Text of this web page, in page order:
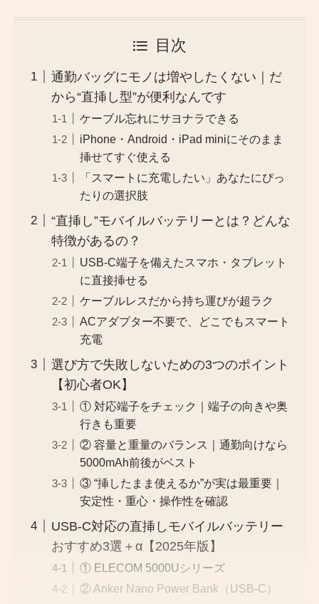
目次
通勤バッグにモノは増やしたくない｜だ
から“直挿し型”が便利なんです
ケーブル忘れにサヨナラできる
iPhone・Android・iPad miniにそのまま
挿せてすぐ使える
「スマートに充電したい」あなたにぴっ
たりの選択肢
“直挿し”モバイルバッテリーとは？どんな
特徴があるの？
USB-C端子を備えたスマホ・タブレット
に直接挿せる
ケーブルレスだから持ち運びが超ラク
ACアダプター不要で、どこでもスマート
充電
選び方で失敗しないための3つのポイント
【初心者OK】
① 対応端子をチェック｜端子の向きや奥
行きも重要
② 容量と重量のバランス｜通勤向けなら
5000mAh前後がベスト
③ “挿したまま使えるか”が実は最重要｜
安定性・重心・操作性を確認
USB-C対応の直挿しモバイルバッテリー
おすすめ3選＋α【2025年版】
① ELECOM 5000Uシリーズ
② Anker Nano Power Bank（USB-C）